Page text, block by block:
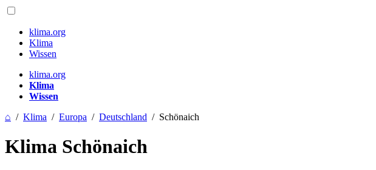
klima.org
Klima
Wissen
klima.org
Klima
Wissen
⌂ / Klima / Europa / Deutschland / Schönaich
Klima Schönaich